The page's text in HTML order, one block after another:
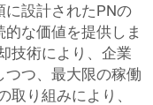
に設計されたPNの
な価値を提供しま
技術により、企業
つ、最大限の稼働
取り組みにより、